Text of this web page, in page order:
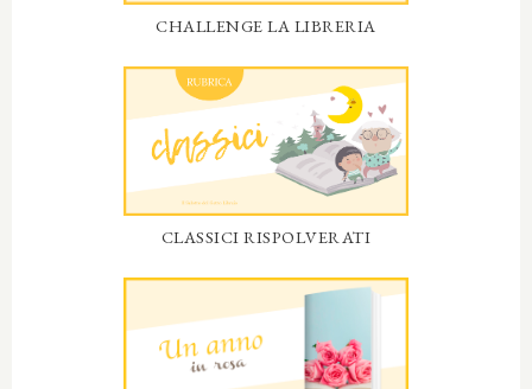
CHALLENGE LA LIBRERIA
CLASSICI RISPOLVERATI